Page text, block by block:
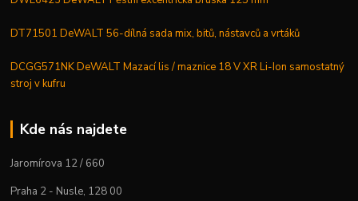
DT71501 DeWALT 56-dílná sada mix, bitů, nástavců a vrtáků
DCGG571NK DeWALT Mazací lis / maznice 18 V XR Li-Ion samostatný
stroj v kufru
Kde nás najdete
Jaromírova 12 / 660
Praha 2 - Nusle, 128 00